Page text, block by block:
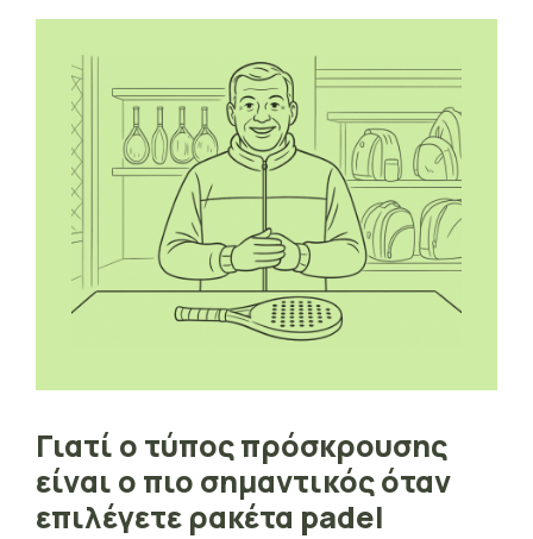
Γιατί ο τύπος πρόσκρουσης
είναι ο πιο σημαντικός όταν
επιλέγετε ρακέτα padel